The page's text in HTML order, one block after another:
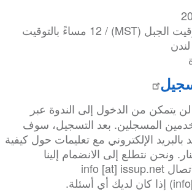
الوقت: 9 صباحاً توقيت الجبل (MST) / 12 مساءً بالتوقيت
لن يتمكن من الدخول إلى الندوة عبر
المسجلين. بعد التسجيل، سوف
بالبريد الإلكتروني مع تعليمات حول كيفية
ونحن نتطلع إلى الانضمام إلينا
info [at] issup.net
إذا كان لديك أي أسئلة.